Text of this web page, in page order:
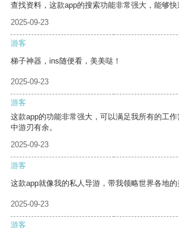
查找资料，这款app的搜索功能非常强大，能够快
2025-09-23
游客
梯子神器，ins随便看，美美哒！
2025-09-23
游客
这款app的功能非常强大，可以满足我所有的工
中游刃有余。
2025-09-23
游客
这款app就像我的私人导游，带我领略世界各地的
2025-09-23
游客